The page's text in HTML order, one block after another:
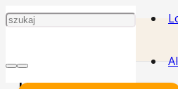
Dom Z Cegły